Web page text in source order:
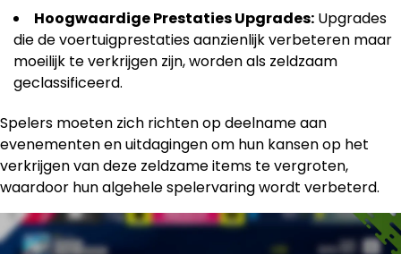
Hoogwaardige Prestaties Upgrades: Upgrades
die de voertuigprestaties aanzienlijk verbeteren maar
moeilijk te verkrijgen zijn, worden als zeldzaam
geclassificeerd.
Spelers moeten zich richten op deelname aan
evenementen en uitdagingen om hun kansen op het
verkrijgen van deze zeldzame items te vergroten,
waardoor hun algehele spelervaring wordt verbeterd.